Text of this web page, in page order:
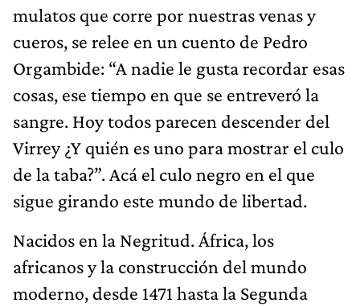
mulatos que corre por nuestras venas y
cueros, se relee en un cuento de Pedro
Orgambide: “A nadie le gusta recordar esas
cosas, ese tiempo en que se entreveró la
sangre. Hoy todos parecen descender del
Virrey ¿Y quién es uno para mostrar el culo
de la taba?”. Acá el culo negro en el que
sigue girando este mundo de libertad.
Nacidos en la Negritud. África, los
africanos y la construcción del mundo
moderno, desde 1471 hasta la Segunda